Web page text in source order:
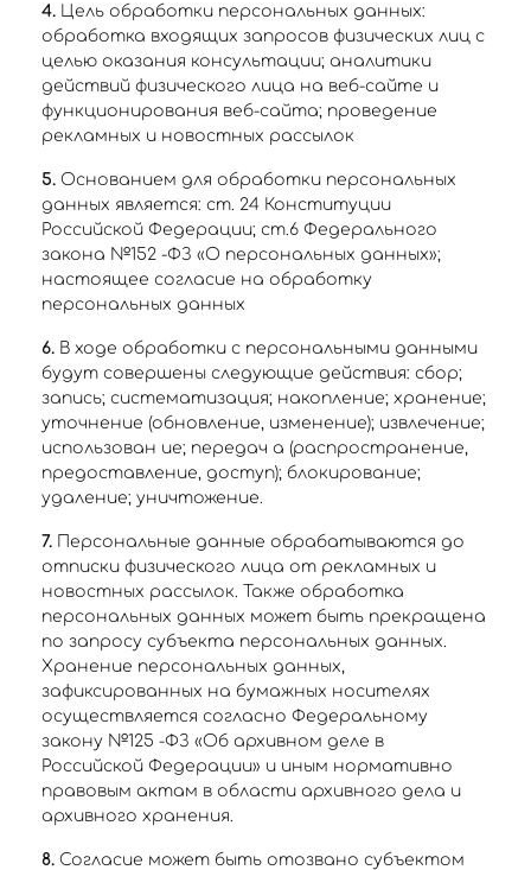
4. Цель обработки персональных данных:
обработка входящих запросов физических лиц с
целью оказания консультации; аналитики
действий физического лица на веб-сайте и
функционирования веб-сайта; проведение
рекламных и новостных рассылок
5. Основанием для обработки персональных
данных является: ст. 24 Конституции
Российской Федерации; ст.6 Федерального
закона №152 -ФЗ «О персональных данных»;
настоящее согласие на обработку
персональных данных
6. В ходе обработки с персональными данными
будут совершены следующие действия: сбор;
запись; систематизация; накопление; хранение;
уточнение (обновление, изменение); извлечение;
использован ие; передач а (распространение,
предоставление, доступ); блокирование;
удаление; уничтожение.
7. Персональные данные обрабатываются до
отписки физического лица от рекламных и
новостных рассылок. Также обработка
персональных данных может быть прекращена
по запросу субъекта персональных данных.
Хранение персональных данных,
зафиксированных на бумажных носителях
осуществляется согласно Федеральному
закону №125 -ФЗ «Об архивном деле в
Российской Федерации» и иным нормативно
правовым актам в области архивного дела и
архивного хранения.
8. Согласие может быть отозвано субъектом